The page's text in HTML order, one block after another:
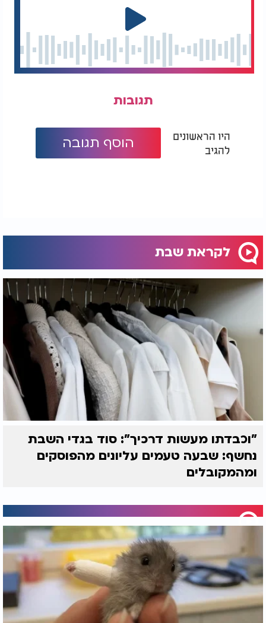
תגובות
היו הראשונים
להגיב
הוסף תגובה
לקראת שבת
"וכבדתו מעשות דרכיך": סוד בגדי השבת
נחשף: שבעה טעמים עליונים מהפוסקים
ומהמקובלים